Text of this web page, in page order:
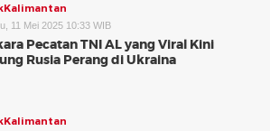
11 Mei 2025 10:33 WIB
Pecatan TNI AL yang Viral Kini
Rusia Perang di Ukraina